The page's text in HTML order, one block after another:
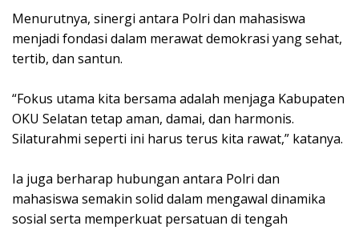
Menurutnya, sinergi antara Polri dan mahasiswa
menjadi fondasi dalam merawat demokrasi yang sehat,
tertib, dan santun.
“Fokus utama kita bersama adalah menjaga Kabupaten
OKU Selatan tetap aman, damai, dan harmonis.
Silaturahmi seperti ini harus terus kita rawat,” katanya.
Ia juga berharap hubungan antara Polri dan
mahasiswa semakin solid dalam mengawal dinamika
sosial serta memperkuat persatuan di tengah